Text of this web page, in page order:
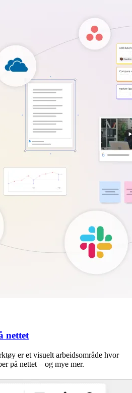
nettet
er et visuelt arbeidsområde hvor
på nettet – og mye mer.